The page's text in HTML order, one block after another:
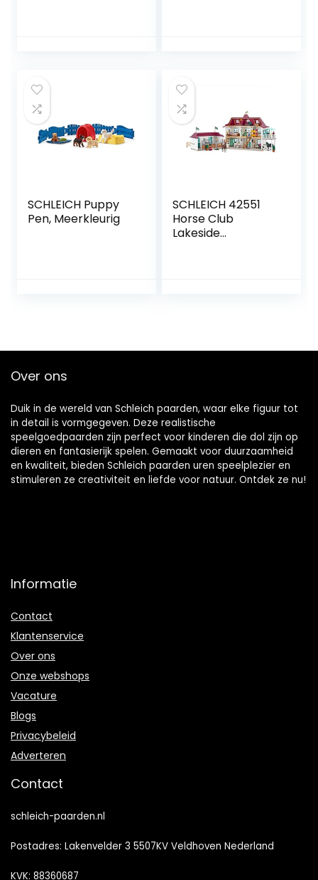
SCHLEICH Puppy
Pen, Meerkleurig
SCHLEICH 42551
Horse Club
Lakeside
Over ons
Duik in de wereld van Schleich paarden, waar elke figuur tot
in detail is vormgegeven. Deze realistische
speelgoedpaarden zijn perfect voor kinderen die dol zijn op
dieren en fantasierijk spelen. Gemaakt voor duurzaamheid
en kwaliteit, bieden Schleich paarden uren speelplezier en
stimuleren ze creativiteit en liefde voor natuur. Ontdek ze nu!
Informatie
Contact
Klantenservice
Over ons
Onze webshops
Vacature
Blogs
Privacybeleid
Adverteren
Contact
schleich-paarden.nl
Postadres: Lakenvelder 3 5507KV Veldhoven Nederland
KVK: 88360687